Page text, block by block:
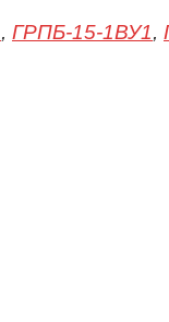
, ГРПБ-15-1ВУ1,